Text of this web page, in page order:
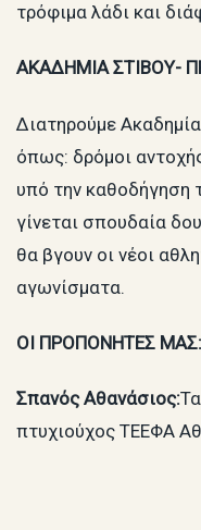
τρόφιμα λάδι και
ΑΚΑΔΗΜΙΑ ΣΤΙΒΟΥ-
Διατηρούμε
όπως: δρόμοι
υπό την καθοδήγηση
γίνεται σπουδαία
θα βγουν οι νέοι
αγωνίσματα.
ΟΙ ΠΡΟΠΟΝΗΤΕΣ ΜΑΣ:
Σπανός Αθανάσιος:
πτυχιούχος ΤΕΕΦΑ